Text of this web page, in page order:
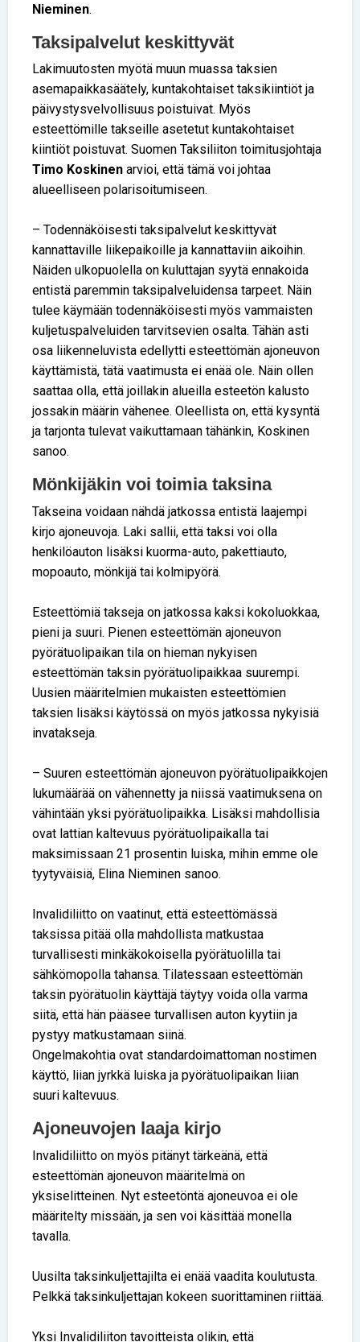
Nieminen.
Taksipalvelut keskittyvät
Lakimuutosten myötä muun muassa taksien
asemapaikkasäätely, kuntakohtaiset taksikiintiöt ja
päivystysvelvollisuus poistuivat. Myös
esteettömille takseille asetetut kuntakohtaiset
kiintiöt poistuvat. Suomen Taksiliiton toimitusjohtaja
Timo Koskinen arvioi, että tämä voi johtaa
alueelliseen polarisoitumiseen.
– Todennäköisesti taksipalvelut keskittyvät
kannattaville liikepaikoille ja kannattaviin aikoihin.
Näiden ulkopuolella on kuluttajan syytä ennakoida
entistä paremmin taksipalveluidensa tarpeet. Näin
tulee käymään todennäköisesti myös vammaisten
kuljetuspalveluiden tarvitsevien osalta. Tähän asti
osa liikenneluvista edellytti esteettömän ajoneuvon
käyttämistä, tätä vaatimusta ei enää ole. Näin ollen
saattaa olla, että joillakin alueilla esteetön kalusto
jossakin määrin vähenee. Oleellista on, että kysyntä
ja tarjonta tulevat vaikuttamaan tähänkin, Koskinen
sanoo.
Mönkijäkin voi toimia taksina
Takseina voidaan nähdä jatkossa entistä laajempi
kirjo ajoneuvoja. Laki sallii, että taksi voi olla
henkilöauton lisäksi kuorma-auto, pakettiauto,
mopoauto, mönkijä tai kolmipyörä.
Esteettömiä takseja on jatkossa kaksi kokoluokkaa,
pieni ja suuri. Pienen esteettömän ajoneuvon
pyörätuolipaikan tila on hieman nykyisen
esteettömän taksin pyörätuolipaikkaa suurempi.
Uusien määritelmien mukaisten esteettömien
taksien lisäksi käytössä on myös jatkossa nykyisiä
invatakseja.
– Suuren esteettömän ajoneuvon pyörätuolipaikkojen
lukumäärää on vähennetty ja niissä vaatimuksena on
vähintään yksi pyörätuolipaikka. Lisäksi mahdollisia
ovat lattian kaltevuus pyörätuolipaikalla tai
maksimissaan 21 prosentin luiska, mihin emme ole
tyytyväisiä, Elina Nieminen sanoo.
Invalidiliitto on vaatinut, että esteettömässä
taksissa pitää olla mahdollista matkustaa
turvallisesti minkäkokoisella pyörätuolilla tai
sähkömopolla tahansa. Tilatessaan esteettömän
taksin pyörätuolin käyttäjä täytyy voida olla varma
siitä, että hän pääsee turvallisen auton kyytiin ja
pystyy matkustamaan siinä.
Ongelmakohtia ovat standardoimattoman nostimen
käyttö, liian jyrkkä luiska ja pyörätuolipaikan liian
suuri kaltevuus.
Ajoneuvojen laaja kirjo
Invalidiliitto on myös pitänyt tärkeänä, että
esteettömän ajoneuvon määritelmä on
yksiselitteinen. Nyt esteetöntä ajoneuvoa ei ole
määritelty missään, ja sen voi käsittää monella
tavalla.
Uusilta taksinkuljettajilta ei enää vaadita koulutusta.
Pelkkä taksinkuljettajan kokeen suorittaminen riittää.
Yksi Invalidiliiton tavoitteista olikin, että